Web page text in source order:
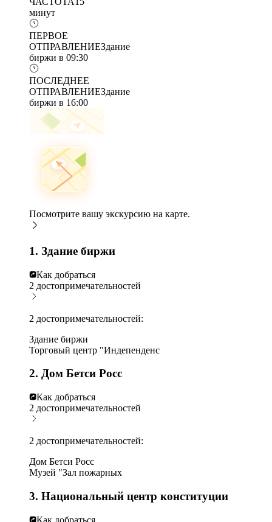
минут
ПЕРВОЕ
ОТПРАВЛЕНИЕЗдание
биржи в 09:30
ПОСЛЕДНЕЕ
ОТПРАВЛЕНИЕЗдание
биржи в 16:00
Посмотрите вашу экскурсию на карте.
1. Здание биржи
Как добраться
2 достопримечательностей
2 достопримечательностей:
Здание биржи
Торговый центр "Индепенденс
2. Дом Бетси Росс
Как добраться
2 достопримечательностей
2 достопримечательностей:
Дом Бетси Росс
Музей "Зал пожарных
3. Национальный центр конституции
Как добраться